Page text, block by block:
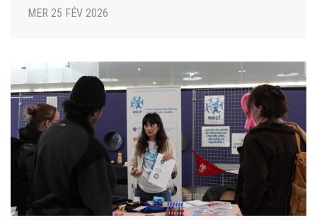
MER 25 FÉV 2026